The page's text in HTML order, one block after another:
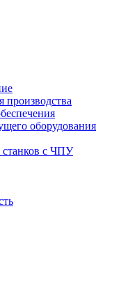
производства
оборудования
станков с ЧПУ